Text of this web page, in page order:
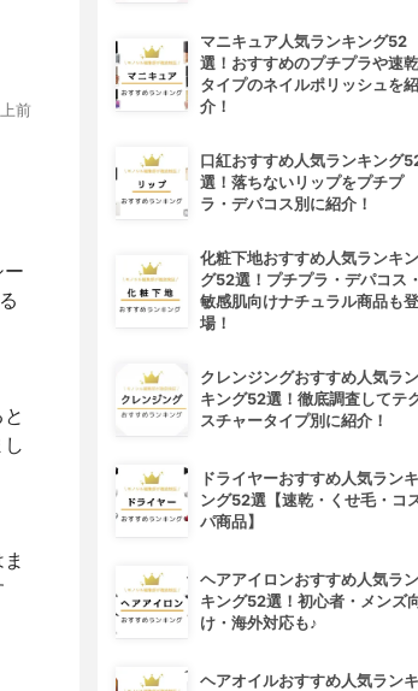
前
マニキュア人気ランキング52
選！おすすめのプチプラや速乾
タイプのネイルポリッシュを紹
介！
口紅おすすめ人気ランキング
選！落ちないリップをプチプ
ラ・デパコス別に紹介！
化粧下地おすすめ人気ランキン
グ52選！プチプラ・デパコス・
敏感肌向けナチュラル商品も登
場！
クレンジングおすすめ人気ラン
キング52選！徹底調査してテ
スチャータイプ別に紹介！
ドライヤーおすすめ人気ランキ
ング52選【速乾・くせ毛・コ
パ商品】
ヘアアイロンおすすめ人気ラン
キング52選！初心者・メンズ
け・海外対応も♪
ヘアオイルおすすめ人気ランキ